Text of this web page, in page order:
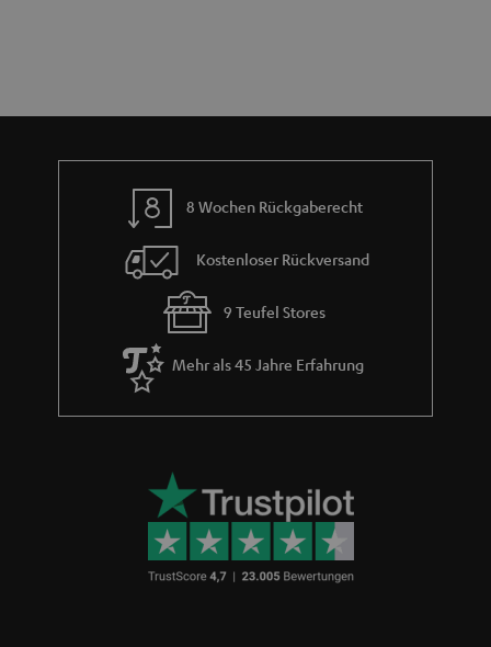
m
8 Wochen Rückgaberecht
Kostenloser Rückversand
9 Teufel Stores
Mehr als 45 Jahre Erfahrung